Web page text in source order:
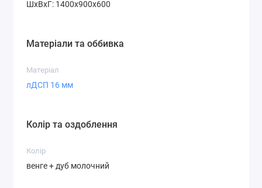
ШхВхГ: 1400х900х600
Матеріали та оббивка
Матеріал
лДСП 16 мм
Колір та оздоблення
Колір
венге + дуб молочний